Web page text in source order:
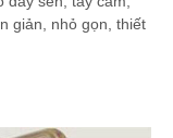
giản, nhỏ gọn, thiết